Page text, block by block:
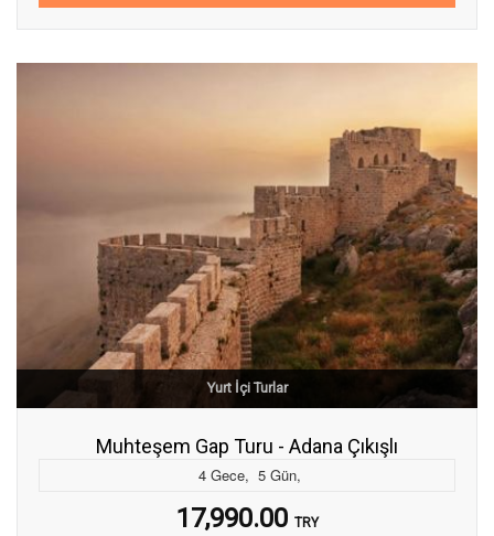
Yurt İçi Turlar
Muhteşem Gap Turu - Adana Çıkışlı
4 Gece, 5 Gün,
17,990.00 TRY